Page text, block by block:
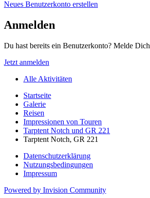
Neues Benutzerkonto erstellen
Anmelden
Du hast bereits ein Benutzerkonto? Melde
Jetzt anmelden
Alle Aktivitäten
Startseite
Galerie
Reisen
Impressionen von Touren
Tarptent Notch und GR 221
Tarptent Notch, GR 221
Datenschutzerklärung
Nutzungsbedingungen
Impressum
Powered by Invision Community